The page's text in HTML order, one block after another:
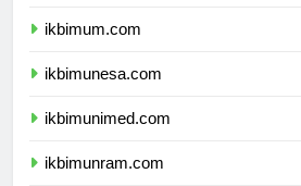
ikbimum.com
ikbimunesa.com
ikbimunimed.com
ikbimunram.com